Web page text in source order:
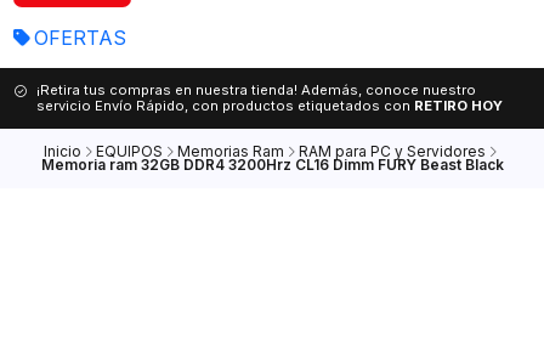
OFERTAS
¡Retira tus compras en nuestra tienda! Además, conoce nuestro
servicio Envío Rápido, con productos etiquetados con RETIRO HOY
Inicio EQUIPOS Memorias Ram RAM para PC y Servidores
Memoria ram 32GB DDR4 3200Hrz CL16 Dimm FURY Beast Black